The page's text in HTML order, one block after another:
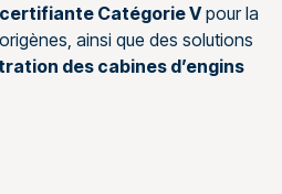
Catégorie Vpour la
ainsi que des solutions
des cabines d’engins